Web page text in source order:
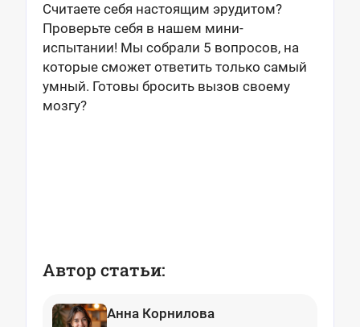
Считаете себя настоящим эрудитом?
Проверьте себя в нашем мини-
испытании! Мы собрали 5 вопросов, на
которые сможет ответить только самый
умный. Готовы бросить вызов своему
мозгу?
Автор статьи:
Анна Корнилова